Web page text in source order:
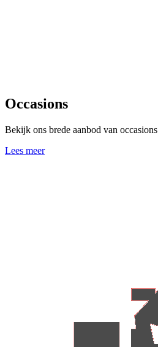
Occasions
Bekijk ons brede aanbod van occasions
Lees meer